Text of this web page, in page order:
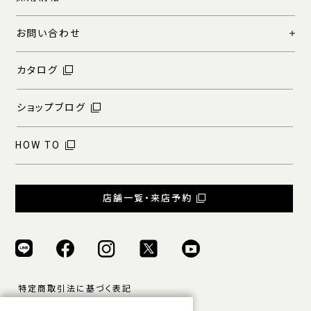
お問い合わせ
カタログ
ショップブログ
HOW TO
店舗一覧・来店予約
特定商取引法に基づく表記